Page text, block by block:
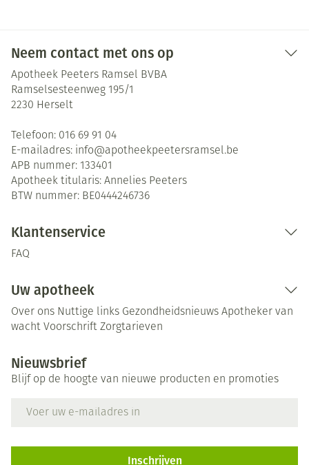
Neem contact met ons op
Apotheek Peeters Ramsel BVBA
Ramselsesteenweg 195/1
2230 Herselt
Telefoon: 016 69 91 04
E-mailadres: info@apotheekpeetersramsel.be
APB nummer: 133401
Apotheek titularis: Annelies Peeters
BTW nummer: BE0444246736
Klantenservice
FAQ
Uw apotheek
Over ons Nuttige links Gezondheidsnieuws Apotheker van
wacht Voorschrift Zorgtarieven
Nieuwsbrief
Blijf op de hoogte van nieuwe producten en promoties
Inschrijven